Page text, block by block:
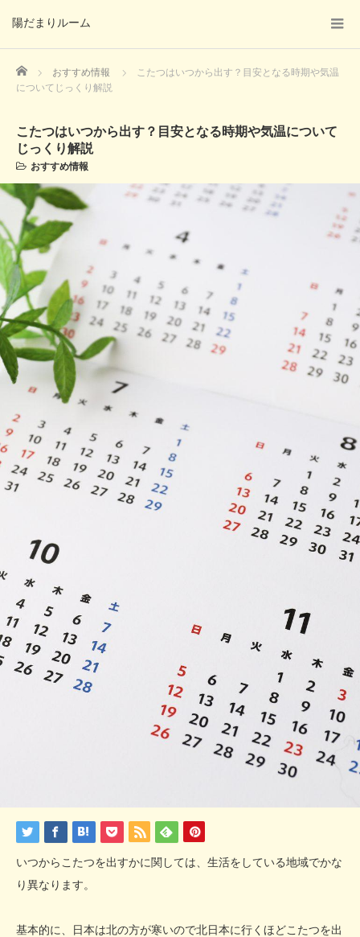
陽だまりルーム
Home おすすめ情報
こたつはいつから出す？目安となる時期や気温
についてじっくり解説
こたつはいつから出す？目安となる時期や気温について
じっくり解説
おすすめ情報
いつからこたつを出すかに関しては、生活をしている地域でかな
り異なります。
基本的に、日本は北の方が寒いので北日本に行くほどこたつを出